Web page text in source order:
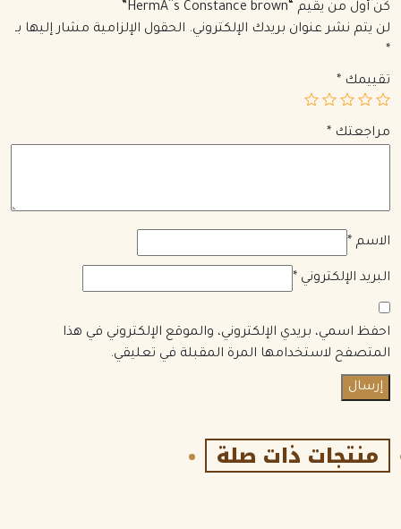
كن أول من يقيم “HermÃ¨s Constance brown”
لن يتم نشر عنوان بريدك الإلكتروني. الحقول الإلزامية مشار إليها بـ
*
تقييمك *
مراجعتك *
الاسم *
البريد الإلكتروني *
احفظ اسمي، بريدي الإلكتروني، والموقع الإلكتروني في هذا
المتصفح لاستخدامها المرة المقبلة في تعليقي.
منتجات ذات صلة